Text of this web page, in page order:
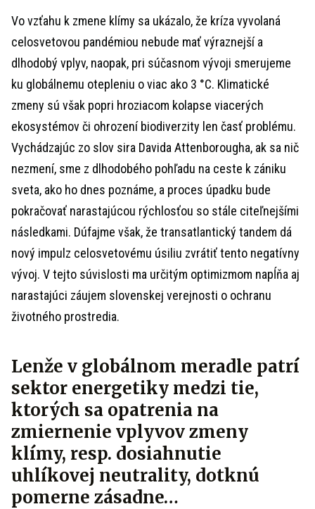
Vo vzťahu k zmene klímy sa ukázalo, že kríza vyvolaná
celosvetovou pandémiou nebude mať výraznejší a
dlhodobý vplyv, naopak, pri súčasnom vývoji smerujeme
ku globálnemu otepleniu o viac ako 3 °C. Klimatické
zmeny sú však popri hroziacom kolapse viacerých
ekosystémov či ohrození biodiverzity len časť problému.
Vychádzajúc zo slov sira Davida Attenborougha, ak sa nič
nezmení, sme z dlhodobého pohľadu na ceste k zániku
sveta, ako ho dnes poznáme, a proces úpadku bude
pokračovať narastajúcou rýchlosťou so stále citeľnejšími
následkami. Dúfajme však, že transatlantický tandem dá
nový impulz celosvetovému úsiliu zvrátiť tento negatívny
vývoj. V tejto súvislosti ma určitým optimizmom napĺňa aj
narastajúci záujem slovenskej verejnosti o ochranu
životného prostredia.
Lenže v globálnom meradle patrí
sektor energetiky medzi tie,
ktorých sa opatrenia na
zmiernenie vplyvov zmeny
klímy, resp. dosiahnutie
uhlíkovej neutrality, dotknú
pomerne zásadne…